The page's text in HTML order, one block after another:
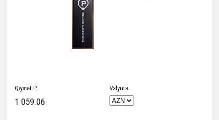
Qiymət P.
1 059.06
Valyuta